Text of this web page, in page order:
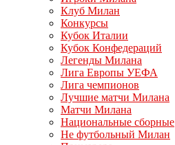
Клуб Милан
Конкурсы
Кубок Италии
Кубок Конфедераций
Легенды Милана
Лига Европы УЕФА
Лига чемпионов
Лучшие матчи Милана
Матчи Милана
Национальные сборные
Не футбольный Милан